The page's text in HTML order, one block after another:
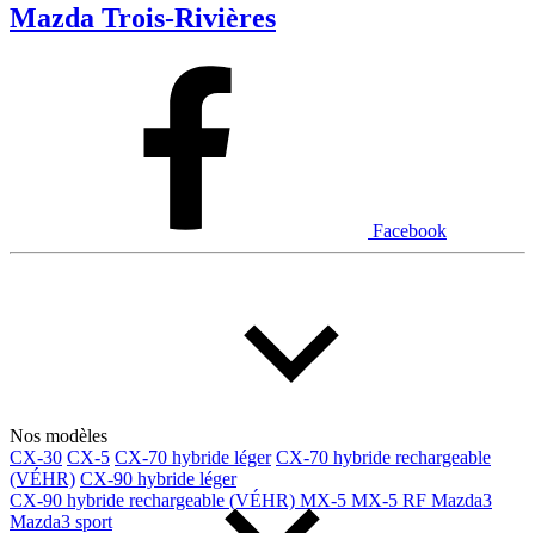
Mazda Trois-Rivières
Facebook
Nos modèles
CX-30 CX-5 CX-70 hybride léger CX-70 hybride rechargeable
(VÉHR) CX-90 hybride léger
CX-90 hybride rechargeable (VÉHR) MX-5 MX-5 RF Mazda3
Mazda3 sport